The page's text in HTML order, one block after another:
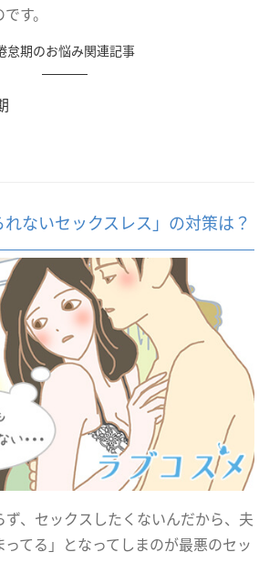
す。
怠期のお悩み関連記事
れないセックスレス」の対策は？
ず、セックスしたくないんだから、夫
てる」となってしまのが最悪のセッ